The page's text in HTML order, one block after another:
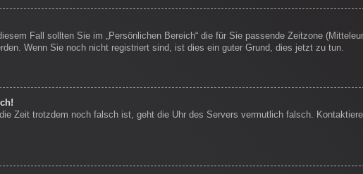
Fall sollten Sie im „Persönlichen Bereich“ die für Sie passende Zeitzone
Wenn Sie noch nicht registriert sind, ist dies ein guter Grund, dies jetzt zu tun.
Zeit trotzdem noch falsch ist, geht die Uhr des Servers vermutlich falsch.